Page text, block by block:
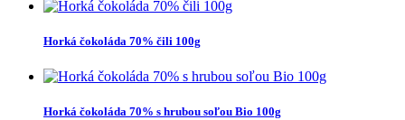
Horká čokoláda 70% čili 100g
Horká čokoláda 70% s hrubou soľou Bio 100g